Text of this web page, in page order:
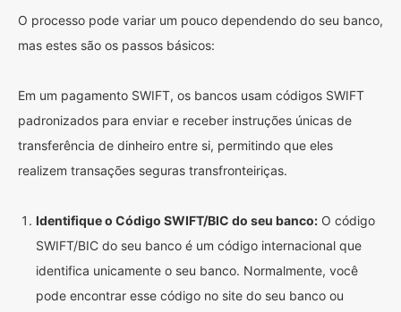
O processo pode variar um pouco dependendo do seu banco,
mas estes são os passos básicos:
Em um pagamento SWIFT, os bancos usam códigos SWIFT
padronizados para enviar e receber instruções únicas de
transferência de dinheiro entre si, permitindo que eles
realizem transações seguras transfronteiriças.
Identifique o Código SWIFT/BIC do seu banco: O código
SWIFT/BIC do seu banco é um código internacional que
identifica unicamente o seu banco. Normalmente, você
pode encontrar esse código no site do seu banco ou